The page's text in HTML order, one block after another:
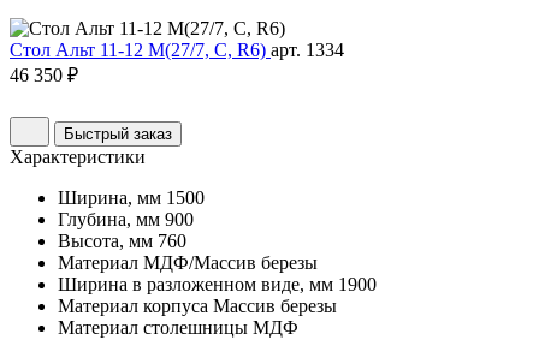
Стол Альт 11-12 М(27/7, C, R6) арт. 1334
46 350 ₽
Быстрый заказ
Характеристики
Ширина, мм 1500
Глубина, мм 900
Высота, мм 760
Материал МДФ/Массив березы
Ширина в разложенном виде, мм 1900
Материал корпуса Массив березы
Материал столешницы МДФ